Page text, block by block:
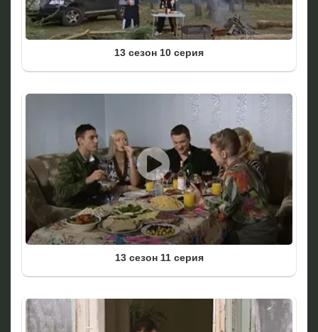
13 сезон 10 серия
13 сезон 11 серия